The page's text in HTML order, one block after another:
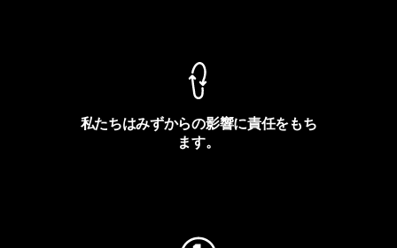
私たちはみずからの影響に責任をもち
ます。